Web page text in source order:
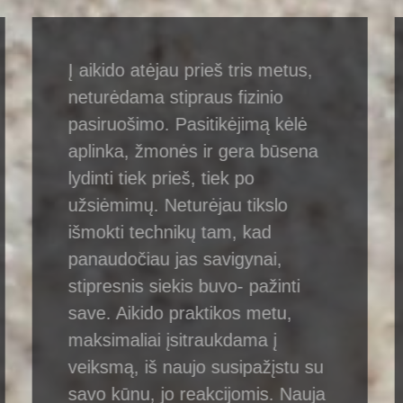
Į aikido atėjau prieš tris metus,
neturėdama stipraus fizinio
pasiruošimo. Pasitikėjimą kėlė
aplinka, žmonės ir gera būsena
lydinti tiek prieš, tiek po
užsiėmimų. Neturėjau tikslo
išmokti technikų tam, kad
panaudočiau jas savigynai,
stipresnis siekis buvo- pažinti
save. Aikido praktikos metu,
maksimaliai įsitraukdama į
veiksmą, iš naujo susipažįstu su
savo kūnu, jo reakcijomis. Nauja